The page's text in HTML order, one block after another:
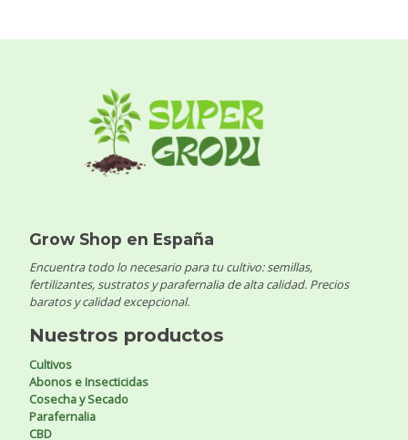
Grow Shop en España
Encuentra todo lo necesario para tu cultivo: semillas,
fertilizantes, sustratos y parafernalia de alta calidad. Precios
baratos y calidad excepcional.
Nuestros productos
Cultivos
Abonos e Insecticidas
Cosecha y Secado
Parafernalia
CBD